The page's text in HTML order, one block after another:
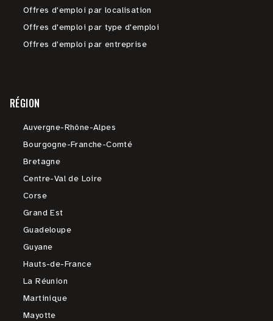
Offres d'emploi par localisation
Offres d'emploi par type d'emploi
Offres d'emploi par entreprise
RÉGION
Auvergne-Rhône-Alpes
Bourgogne-Franche-Comté
Bretagne
Centre-Val de Loire
Corse
Grand Est
Guadeloupe
Guyane
Hauts-de-France
La Réunion
Martinique
Mayotte